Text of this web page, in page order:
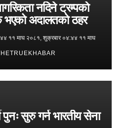
नदिने ट्रम्पको
भएको अदालतको ठहर
११ माघ २०८१, शुक्रबार ०४:४४ ११ माघ
सुरु गर्न भारतीय सेना